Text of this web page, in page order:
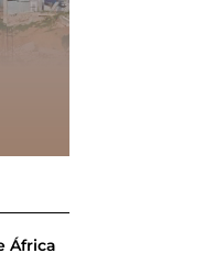
África